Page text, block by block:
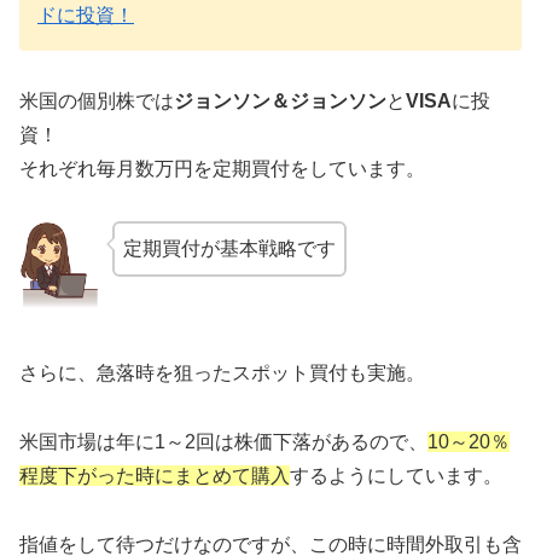
ドに投資！
米国の個別株ではジョンソン＆ジョンソンとVISAに投
資！
それぞれ毎月数万円を定期買付をしています。
定期買付が基本戦略です
さらに、急落時を狙ったスポット買付も実施。
米国市場は年に1～2回は株価下落があるので、 10～20％
程度下がった時にまとめて購入するようにしています。
指値をして待つだけなのですが、この時に時間外取引も含